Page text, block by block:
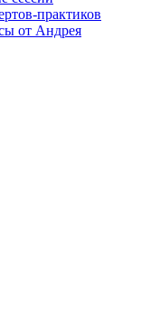
практиков
от Андрея